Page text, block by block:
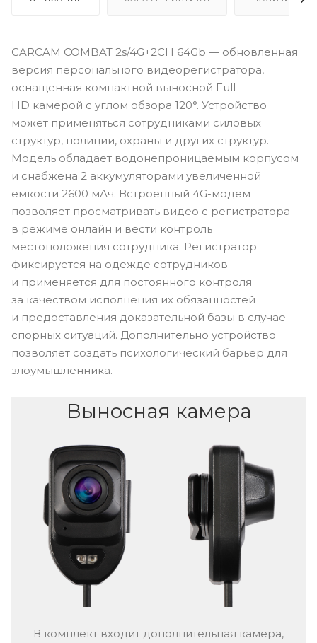
CARCAM COMBAT 2s/4G+2CH 64Gb — обновленная
версия персонального видеорегистратора,
оснащенная компактной выносной Full
HD камерой с углом обзора 120°. Устройство
может применяться сотрудниками силовых
структур, полиции, охраны и других структур.
Модель обладает водонепроницаемым корпусом
и снабжена 2 аккумуляторами увеличенной
емкости 2600 мАч. Встроенный 4G-модем
позволяет просматривать видео с регистратора
в режиме онлайн и вести контроль
местоположения сотрудника. Регистратор
фиксируется на одежде сотрудников
и применяется для постоянного контроля
за качеством исполнения их обязанностей
и предоставления доказательной базы в случае
спорных ситуаций. Дополнительно устройство
позволяет создать психологический барьер для
злоумышленника.
Выносная камера
В комплект входит дополнительная камера,